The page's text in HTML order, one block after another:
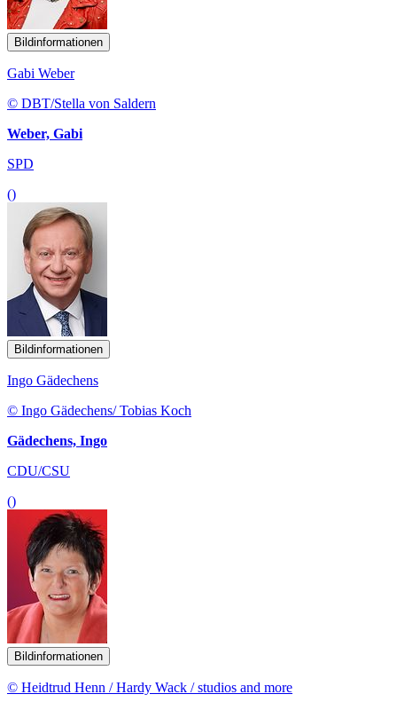
Bildinformationen
Gabi Weber
© DBT/Stella von Saldern
Weber, Gabi
SPD
()
Bildinformationen
Ingo Gädechens
© Ingo Gädechens/ Tobias Koch
Gädechens, Ingo
CDU/CSU
()
Bildinformationen
© Heidtrud Henn / Hardy Wack / studios and more